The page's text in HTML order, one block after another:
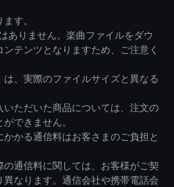
す。
ありません。楽曲ファイルをダウ
テンツとなりますため、ご注意く
は、実際のファイルサイズと異なる
いただいた商品については、注文の
できません。
かかる通信料はお客さまのご負担と
の通信料に関しては、お客様がご契
なります。通信会社や携帯電話会